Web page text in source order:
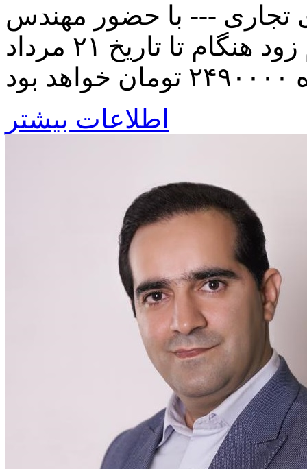
--- با حضور مهندس
فنایی و دکتر فرنام --- ثبت نام زود هنگام تا تاریخ ۲۱ مرداد
اطلاعات بیشتر